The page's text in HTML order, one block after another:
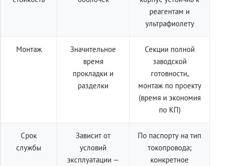
реагентам и
ультрафиолету
Монтаж
Значительное
время
прокладки и
разделки
Секции полной
заводской
готовности,
монтаж по проекту
(время и экономия
по КП)
Срок
службы
Зависит от
условий
эксплуатации —
По паспорту на тип
токопровода;
конкретное